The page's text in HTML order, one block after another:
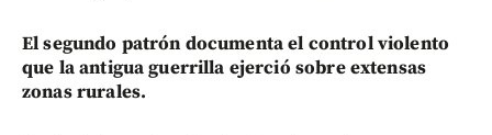
El segundo patrón documenta el control violento
que la antigua guerrilla ejerció sobre extensas
zonas rurales.